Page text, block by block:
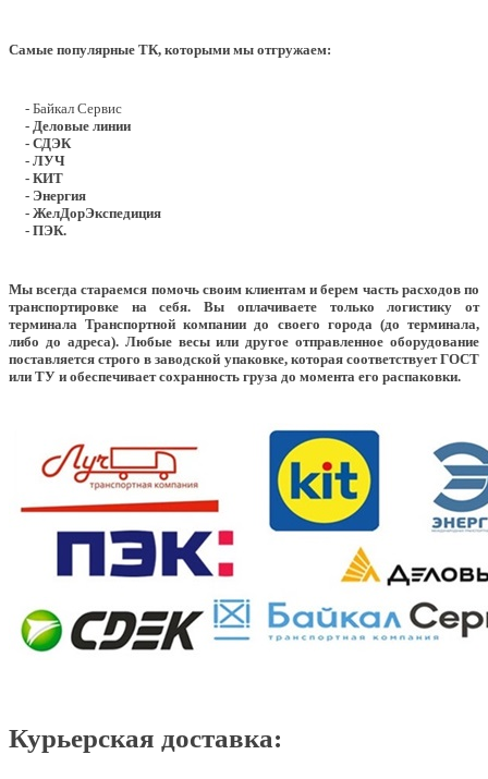
Самые популярные ТК, которыми мы отгружаем:
- Байкал Сервис
- Деловые линии
- СДЭК
- ЛУЧ
- КИТ
- Энергия
- ЖелДорЭкспедиция
- ПЭК.
Мы всегда стараемся помочь своим клиентам и берем часть расходов по
транспортировке на себя. Вы оплачиваете только логистику от
терминала Транспортной компании до своего города (до терминала,
либо до адреса). Любые весы или другое отправленное оборудование
поставляется строго в заводской упаковке, которая соответствует ГОСТ
или ТУ и обеспечивает сохранность груза до момента его распаковки.
Курьерская доставка: